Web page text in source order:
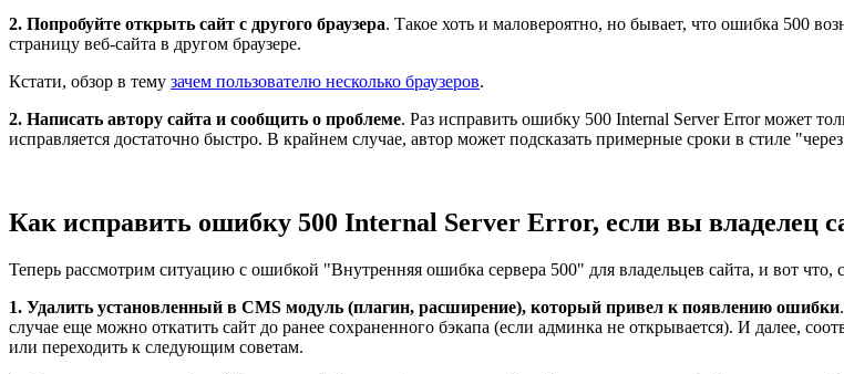
2. Попробуйте открыть сайт с другого браузера. Такое хоть и маловероятно, но бывает, что ошибка 500
страницу веб-сайта в другом браузере.
Кстати, обзор в тему зачем пользователю несколько браузеров.
2. Написать автору сайта и сообщить о проблеме. Раз исправить ошибку 500 Internal Server Error может
исправляется достаточно быстро. В крайнем случае, автор может подсказать примерные сроки в стиле
Как исправить ошибку 500 Internal Server Error, если вы владелец
Теперь рассмотрим ситуацию с ошибкой "Внутренняя ошибка сервера 500" для владельцев сайта, и вот что,
1. Удалить установленный в CMS модуль (плагин, расширение), который привел к появлению ошибки
случае еще можно откатить сайт до ранее сохраненного бэкапа (если админка не открывается). И далее,
или переходить к следующим советам.